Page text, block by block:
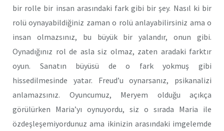
bir rolle bir insan arasındaki fark gibi bir şey. Nasıl ki bir
rolü oynayabildiğiniz zaman o rolü anlayabilirsiniz ama o
insan olmazsınız, bu büyük bir yalandır, onun gibi.
Oynadığınız rol de asla siz olmaz, zaten aradaki farktır
oyun. Sanatın büyüsü de o fark yokmuş gibi
hissedilmesinde yatar. Freud’u oynarsanız, psikanalizi
anlamazsınız. Oyuncumuz, Meryem olduğu açıkça
görülürken Maria’yı oynuyordu, siz o sırada Maria ile
özdeşleşemiyordunuz ama ikinizin arasındaki imgelemde